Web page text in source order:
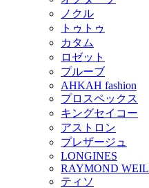
ノクル
トゥトゥ
カタム
ロゼット
プルーブ
AHKAH fashion
プロスペックス
キングセイコー
アストロン
プレザージュ
LONGINES
RAYMOND WEIL
ティソ